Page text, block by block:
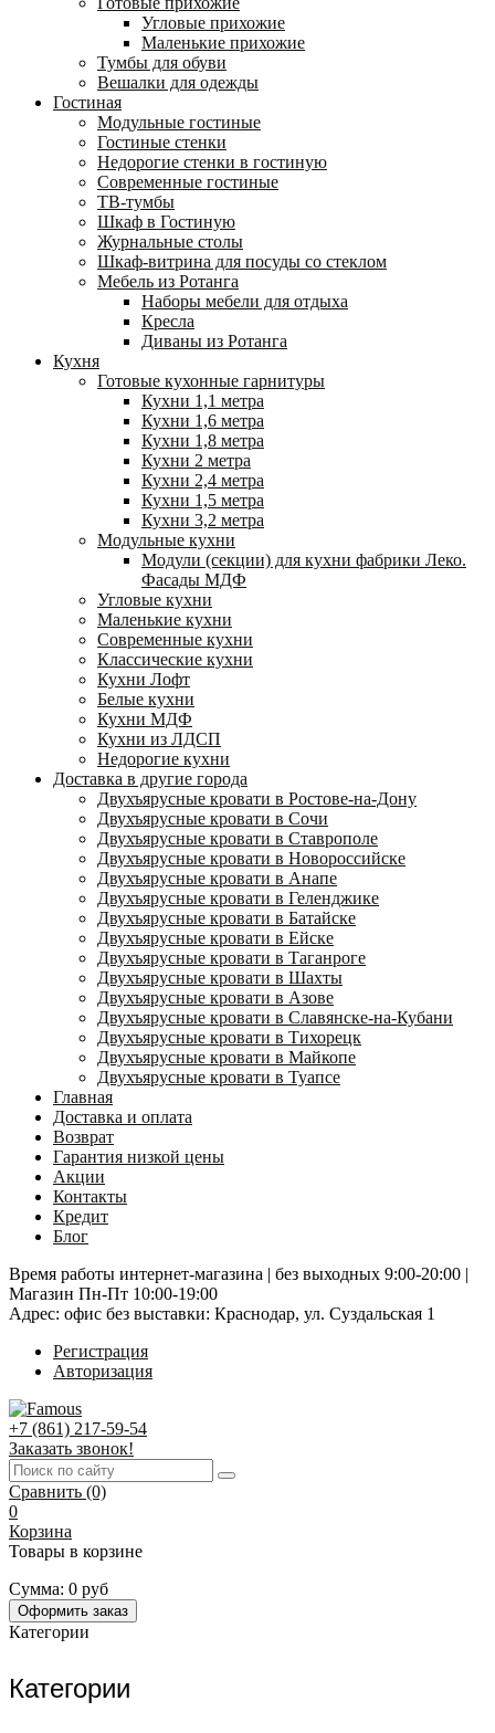
Угловые прихожие
Маленькие прихожие
Тумбы для обуви
Вешалки для одежды
Гостиная
Модульные гостиные
Гостиные стенки
Недорогие стенки в гостиную
Современные гостиные
ТВ-тумбы
Шкаф в Гостиную
Журнальные столы
Шкаф-витрина для посуды со стеклом
Мебель из Ротанга
Наборы мебели для отдыха
Кресла
Диваны из Ротанга
Кухня
Готовые кухонные гарнитуры
Кухни 1,1 метра
Кухни 1,6 метра
Кухни 1,8 метра
Кухни 2 метра
Кухни 2,4 метра
Кухни 1,5 метра
Кухни 3,2 метра
Модульные кухни
Модули (секции) для кухни фабрики Леко.
Фасады МДФ
Угловые кухни
Маленькие кухни
Современные кухни
Классические кухни
Кухни Лофт
Белые кухни
Кухни МДФ
Кухни из ЛДСП
Недорогие кухни
Доставка в другие города
Двухъярусные кровати в Ростове-на-Дону
Двухъярусные кровати в Сочи
Двухъярусные кровати в Ставрополе
Двухъярусные кровати в Новороссийске
Двухъярусные кровати в Анапе
Двухъярусные кровати в Геленджике
Двухъярусные кровати в Батайске
Двухъярусные кровати в Ейске
Двухъярусные кровати в Таганроге
Двухъярусные кровати в Шахты
Двухъярусные кровати в Азове
Двухъярусные кровати в Славянске-на-Кубани
Двухъярусные кровати в Тихорецк
Двухъярусные кровати в Майкопе
Двухъярусные кровати в Туапсе
Главная
Доставка и оплата
Возврат
Гарантия низкой цены
Акции
Контакты
Кредит
Блог
Время работы интернет-магазина | без выходных 9:00-20:00 |
Магазин Пн-Пт 10:00-19:00
Адрес: офис без выставки: Краснодар, ул. Суздальская 1
Регистрация
Авторизация
+7 (861) 217-59-54
Заказать звонок!
Сравнить (0)
0
Корзина
Товары в корзине
Сумма: 0 руб
Оформить заказ
Категории
Категории